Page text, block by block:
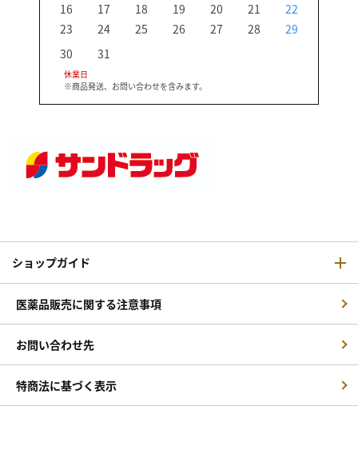
16
17 18 19 20 21
22
23
24 25 26 27 28
29
30
31
休業日
※商品発送、お問い合わせを含みます。
ショップガイド
医薬品販売に関する注意事項
お問い合わせ先
特商法に基づく表示